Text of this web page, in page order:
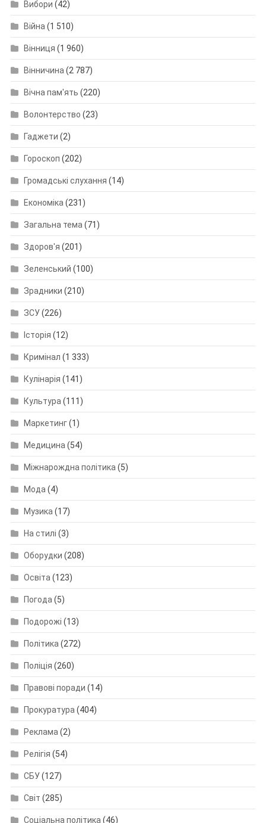
Вибори (42)
Війна (1 510)
Вінниця (1 960)
Вінничина (2 787)
Вічна пам'ять (220)
Волонтерство (23)
Гаджети (2)
Гороскоп (202)
Громадські слухання (14)
Економіка (231)
Загальна тема (71)
Здоров'я (201)
Зеленський (100)
Зрадники (210)
ЗСУ(226)
Історія (12)
Кримінал (1 333)
Кулінарія (141)
Культура (111)
Маркетинг(1)
Медицина (54)
Міжнарождна політика (5)
Мода (4)
Музика (17)
На стилі (3)
Оборудки (208)
Освіта (123)
Погода (5)
Подорожі (13)
Політика (272)
Поліція (260)
Правові поради (14)
Прокуратура (404)
Реклама (2)
Релігія (54)
СБУ(127)
Світ (285)
Соціальна політика (46)